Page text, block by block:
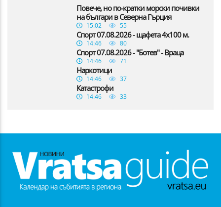
Повече, но по-кратки морски почивки
на българи в Северна Гърция
15:02 55
Спорт 07.08.2026 - щафета 4х100 м.
14:46 80
Спорт 07.08.2026 - "Ботев" - Враца
14:46 71
Наркотици
14:46 37
Катастрофи
14:46 33